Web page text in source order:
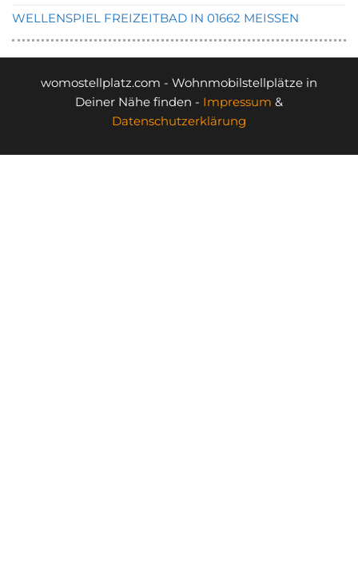
WELLENSPIEL FREIZEITBAD IN 01662 MEISSEN
womostellplatz.com - Wohnmobilstellplätze in
Deiner Nähe finden - Impressum &
Datenschutzerklärung